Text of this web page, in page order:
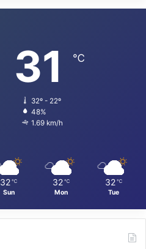
31 ℃
32º - 22º
48%
1.69 km/h
32 ℃
Sun
32 ℃
Mon
32 ℃
Tue